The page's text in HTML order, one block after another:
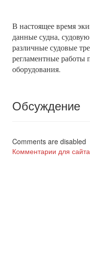
В настоящее время
данные судна,
различные судовые
регламентные работы
оборудования.
Обсуждение
Comments are disabled
Комментарии для сайта